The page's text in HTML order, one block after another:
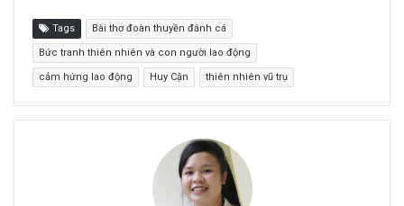
Tags Bài thơ đoàn thuyền đánh cá
Bức tranh thiên nhiên và con người lao động
cảm hứng lao động Huy Cận thiên nhiên vũ trụ